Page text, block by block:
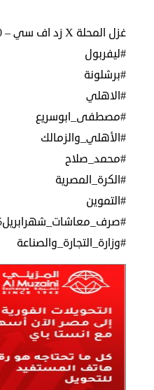
غزل المحلة X زد اف سي – 9.30 مساء
#ليفربول
#برشلونة
#الاهلي
#مصطفى_ابوسريع
#الأهلي_والزمالك
#محمد_صلاح
#الكرة_المصرية
#التموين
#صرف_معاشات_شهرابريل2025
#وزارة_التجارة_والصناعة